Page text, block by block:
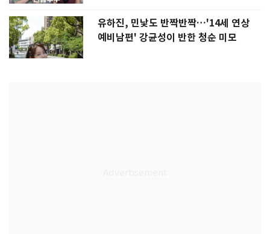
유하진, 민낯도 반짝반짝…'14세 연상
예비남편' 강균성이 반한 청순 미모